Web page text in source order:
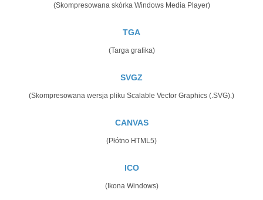
(Skompresowana skórka Windows Media Player)
TGA
(Targa grafika)
SVGZ
(Skompresowana wersja pliku Scalable Vector Graphics (.SVG).)
CANVAS
(Płótno HTML5)
ICO
(Ikona Windows)